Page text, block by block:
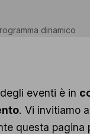
dinamico
eventi è in
. Vi invitiamo
questa pagina